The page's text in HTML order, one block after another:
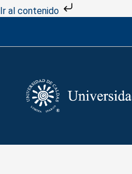
Ir al contenido